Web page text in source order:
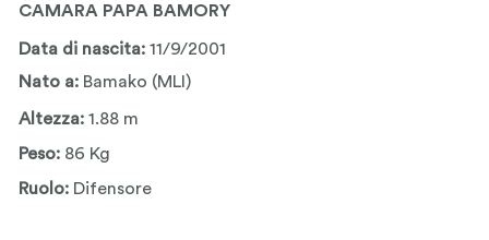
CAMARA PAPA BAMORY
Data di nascita:11/9/2001
Nato a: Bamako (MLI)
Altezza:1.88 m
Peso: 86 Kg
Ruolo: Difensore